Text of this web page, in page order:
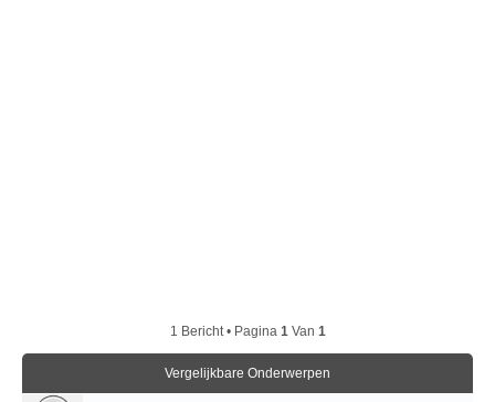
1 Bericht • Pagina 1 Van 1
Vergelijkbare Onderwerpen